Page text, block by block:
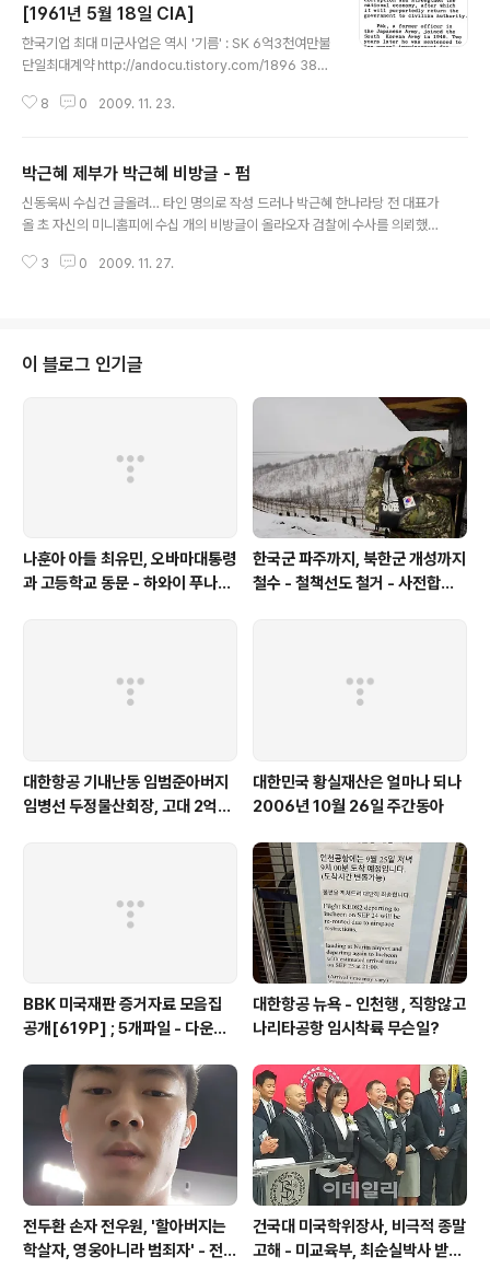
변인이지] 박정희의 대변인이 아니다 : 분명한 선긋기? 20
12/10/03 - [대통령 후보] - [미의회가 밝힌 박정희정권
스위스계좌 1]'박정희자금 이후락이 스위스계좌에 예치-
김성곤이 육영수에게 돈 상납' : 이게 프레이저보고서 원문
2012/09/16 - [대통령 후보] -..
[1961년 5월 18일 CIA]
한국기업 최대 미군사업은 역시 '기름' : SK 6억3천여만불
단일최대계약 http://andocu.tistory.com/1896 38°5
ocu.tistory.com/1919 플레인맨작성 북한군사기지지도
민감한 군사정보 속속들이 공개 http://andocu.tistory.c
om/1451 북한 공군기지 [정밀 좌표] 위성으로 들여다보
니 http://andocu.tistory.com/1382 북한 남포 비파곶
4 북한 해군 호버..
8 0 2009. 11. 23.
박근혜 제부가 박근혜 비방글 - 펌
신동욱씨 수십건 글올려… 타인 명의로 작성 드러나 박근혜 한나라당 전 대표가
올 초 자신의 미니홈피에 수십 개의 비방글이 올라오자 검찰에 수사를 의뢰했는
사장)씨의 남편인 신동욱(41·전 백석문화대 교수)씨인 것으로 조사됐다. 26일
해 육영재단을 강탈했다' '박지만의 측근이 중국에서 신동욱을 납치하려 했는데
박근혜 전 대표가 사과해야 한다'는 등의 내용이었다. 박 전 대표측은 "계속 글
3 0 2009. 11. 27.
이 블로그 인기글
나훈아 아들 최유민, 오바마대통령
과 고등학교 동문 - 하와이 푸나호
한국군 파주까지, 북한군 개성까지
철수 - 철책선도 철거 - 사전합의
대한항공 기내난동 임범준아버지
임병선 두정물산회장, 고대 2억기
대한민국 황실재산은 얼마나 되나
2006년 10월 26일 주간동아
BBK 미국재판 증거자료 모음집
공개[619P] ; 5개파일 - 다운로
대한항공 뉴욕 - 인천행 , 직항않고
나리타공항 임시착륙 무슨일?
전두환 손자 전우원, '할아버지는
학살자, 영웅아니라 범죄자' - 전재
건국대 미국학위장사, 비극적 종말
고해 - 미교육부, 최순실박사 받은